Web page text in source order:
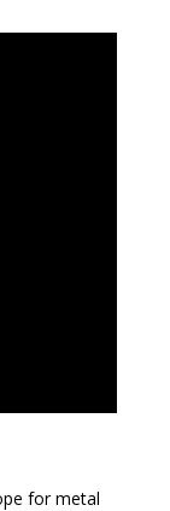
for metal